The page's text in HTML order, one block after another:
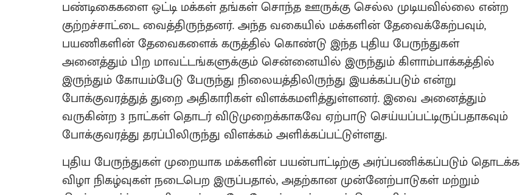
பண்டிகைகளை ஒட்டி மக்கள் தங்கள் சொந்த ஊருக்கு செல்ல முடியவில்லை என்ற
குற்றச்சாட்டை வைத்திருந்தனர். அந்த வகையில் மக்களின் தேவைக்கேற்பவும்,
பயணிகளின் தேவைகளைக் கருத்தில் கொண்டு இந்த புதிய பேருந்துகள்
அனைத்தும் பிற மாவட்டங்களுக்கும் சென்னையில் இருந்தும் கிளாம்பாக்கத்தில்
இருந்தும் கோயம்பேடு பேருந்து நிலையத்திலிருந்து இயக்கப்படும் என்று
போக்குவரத்துத் துறை அதிகாரிகள் விளக்கமளித்துள்ளனர். இவை அனைத்தும்
வருகின்ற 3 நாட்கள் தொடர் விடுமுறைக்காகவே ஏற்பாடு செய்யப்பட்டிருப்பதாகவும்
போக்குவரத்து தரப்பிலிருந்து விளக்கம் அளிக்கப்பட்டுள்ளது.
புதிய பேருந்துகள் முறையாக மக்களின் பயன்பாட்டிற்கு அர்ப்பணிக்கப்படும் தொடக்க
விழா நிகழ்வுகள் நடைபெற இருப்பதால், அதற்கான முன்னேற்பாடுகள் மற்றும்